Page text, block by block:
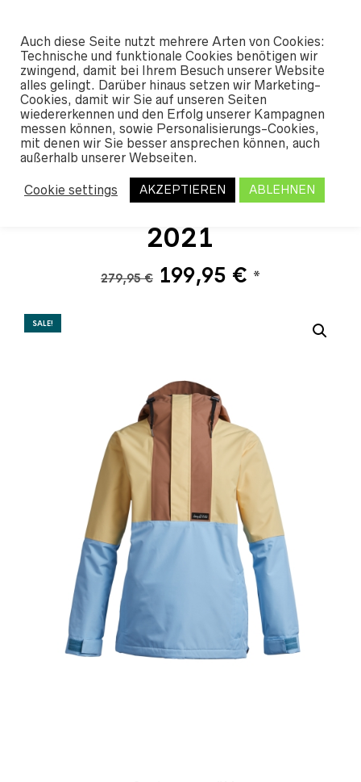
START/ SHOP/OUTERWEAR/JACKET
S WOMEN/ AIRBLASTER LADY
TRENCHOVER BANANA SKY 2021
Airblaster Lady
Trenchover Banana Sky
2021
279,95€ Ursprünglicher
199,95 € Aktueller
199,95 €.
*
SALE!
Auch diese Seite nutzt mehrere Arten von Cookies:
Technische und funktionale Cookies benötigen wir
zwingend, damit bei Ihrem Besuch unserer Website
alles gelingt. Darüber hinaus setzen wir Marketing-
Cookies, damit wir Sie auf unseren Seiten
wiedererkennen und den Erfolg unserer Kampagnen
messen können, sowie Personalisierungs-Cookies,
mit denen wir Sie besser ansprechen können, auch
außerhalb unserer Webseiten.
Cookie settings AKZEPTIEREN ABLEHNEN